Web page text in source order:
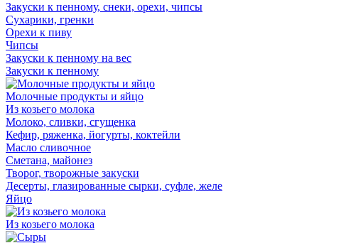
Закуски к пенному, снеки, орехи, чипсы
Сухарики, гренки
Орехи к пиву
Чипсы
Закуски к пенному на вес
Закуски к пенному
Молочные продукты и яйцо
Из козьего молока
Молоко, сливки, сгущенка
Кефир, ряженка, йогурты, коктейли
Масло сливочное
Сметана, майонез
Творог, творожные закуски
Десерты, глазированные сырки, суфле, желе
Яйцо
Из козьего молока